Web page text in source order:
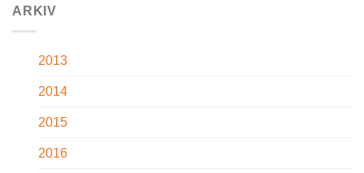
ARKIV
2013
2014
2015
2016